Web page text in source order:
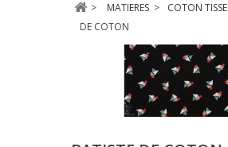
> MATIERES > COTON TISSE
DE COTON